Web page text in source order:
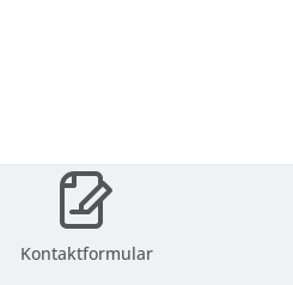
Kontaktformular